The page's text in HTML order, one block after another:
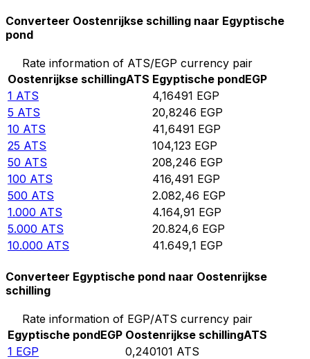
Converteer Oostenrijkse schilling naar Egyptische
pond
Rate information of ATS/EGP currency pair
Oostenrijkse schillingATS Egyptische pondEGP
1 ATS 4,16491 EGP
5 ATS 20,8246 EGP
10 ATS 41,6491 EGP
25 ATS 104,123 EGP
50 ATS 208,246 EGP
100 ATS 416,491 EGP
500 ATS 2.082,46 EGP
1.000 ATS 4.164,91 EGP
5.000 ATS 20.824,6 EGP
10.000 ATS 41.649,1 EGP
Converteer Egyptische pond naar Oostenrijkse
schilling
Rate information of EGP/ATS currency pair
Egyptische pondEGP Oostenrijkse schillingATS
1 EGP 0,240101 ATS